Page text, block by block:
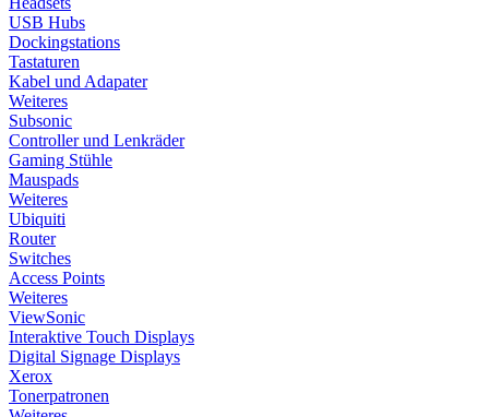
USB Hubs
Dockingstations
Tastaturen
Kabel und Adapater
Weiteres
Subsonic
Controller und Lenkräder
Gaming Stühle
Mauspads
Weiteres
Ubiquiti
Router
Switches
Access Points
Weiteres
ViewSonic
Interaktive Touch Displays
Digital Signage Displays
Xerox
Tonerpatronen